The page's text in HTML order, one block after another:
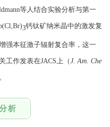
等人结合实验分析与第一
3钙钛矿纳米晶中的激发复
强本征激子辐射复合率，这一
工作发表在JACS上（J. Am. Che
析